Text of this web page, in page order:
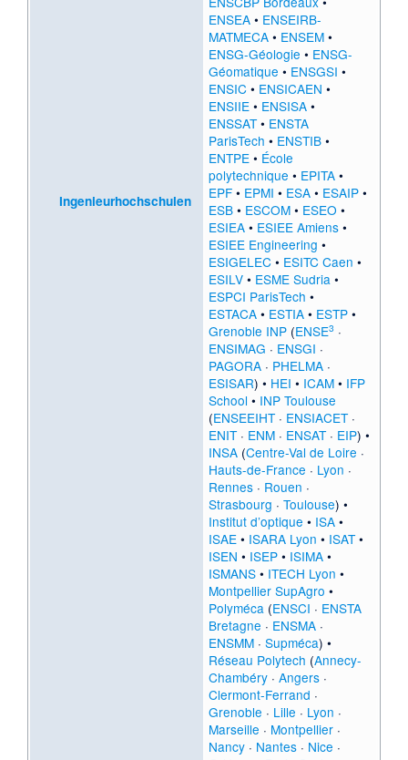
Ingenieurhochschulen
ENSEA• ENSEIRB-
MATMECA• ENSEM•
ENSG-Géologie • ENSG-
Géomatique • ENSGSI •
ENSIC• ENSICAEN •
ENSIIE• ENSISA•
ENSSAT• ENSTA
ParisTech • ENSTIB•
ENTPE• École
polytechnique • EPITA•
EPF• EPMI • ESA• ESAIP•
ESB• ESCOM• ESEO •
ESIEA• ESIEE Amiens•
ESIEE Engineering •
ESIGELEC• ESITC Caen •
ESILV• ESME Sudria•
ESPCI ParisTech •
ESTACA• ESTIA• ESTP•
Grenoble INP(ENSE3 ·
ENSIMAG · ENSGI ·
PAGORA· PHELMA·
ESISAR) • HEI • ICAM• IFP
School • INP Toulouse
(ENSEEIHT· ENSIACET·
ENIT· ENM· ENSAT· EIP) •
INSA(Centre-Val de Loire ·
Hauts-de-France · Lyon ·
Rennes· Rouen ·
Strasbourg · Toulouse) •
Institut d’optique • ISA•
ISAE• ISARA Lyon • ISAT•
ISEN • ISEP• ISIMA•
ISMANS• ITECH Lyon •
Montpellier SupAgro •
Polyméca(ENSCI · ENSTA
Bretagne · ENSMA·
ENSMM· Supméca) •
Réseau Polytech (Annecy-
Chambéry· Angers·
Clermont-Ferrand ·
Grenoble · Lille · Lyon ·
Marseille · Montpellier·
Nancy· Nantes· Nice ·